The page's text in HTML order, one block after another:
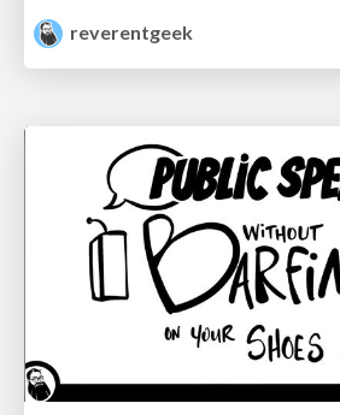
reverentgeek